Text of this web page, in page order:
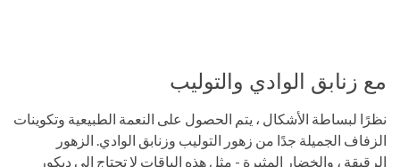
مع زنابق الوادي والتوليب
نظرًا لبساطة الأشكال ، يتم الحصول على النعمة الطبيعية وتكوينات
الزفاف الجميلة جدًا من زهور التوليب وزنابق الوادي. الزهور
الرقيقة ، والخضار المثيرة - مثل هذه الباقات لا تحتاج إلى ديكور